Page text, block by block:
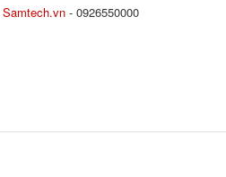
Samtech.vn - 0926550000